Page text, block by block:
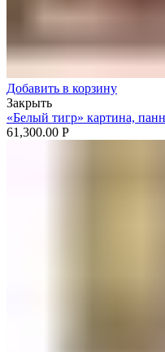
Добавить в корзину
Закрыть
«Белый тигр» картина,
61,300.00 Р